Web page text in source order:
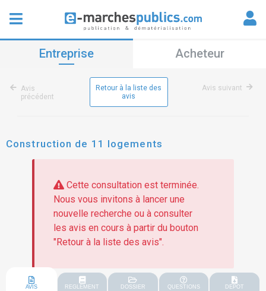
Entreprise Acheteur
Avis
précédent
Retour à la liste des
avis
Avis suivant
Construction de 11 logements
Cette consultation est terminée.
Nous vous invitons à lancer une
nouvelle recherche ou à consulter
les avis en cours à partir du bouton
"Retour à la liste des avis".
AVIS REGLEMENT DOSSIER QUESTIONS DEPOT